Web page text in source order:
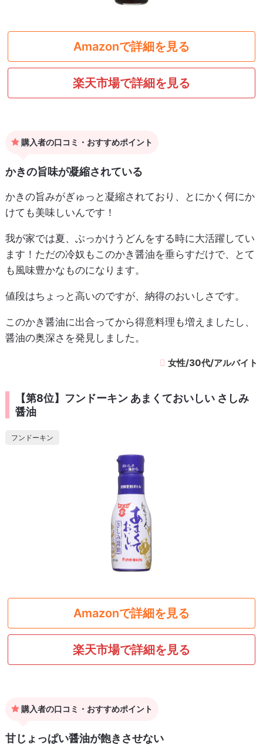
Amazonで詳細を見る
楽天市場で詳細を見る
購入者の口コミ・おすすめポイント
かきの旨味が凝縮されている
かきの旨みがぎゅっと凝縮されており、とにかく何にか
けても美味しいんです！
我が家では夏、ぶっかけうどんをする時に大活躍してい
ます！ただの冷奴もこのかき醤油を垂らすだけで、とて
も風味豊かなものになります。
値段はちょっと高いのですが、納得のおいしさです。
このかき醤油に出合ってから得意料理も増えましたし、
醤油の奥深さを発見しました。
女性/30代/アルバイト
【第8位】フンドーキン あまくておいしい さしみ
醤油
フンドーキン
Amazonで詳細を見る
楽天市場で詳細を見る
購入者の口コミ・おすすめポイント
甘じょっぱい醤油が飽きさせない